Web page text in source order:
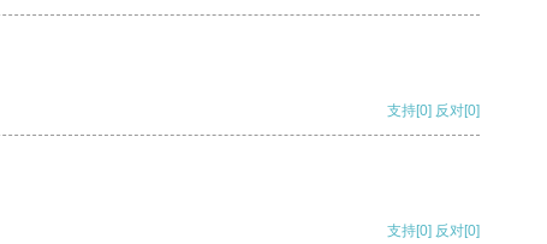
支持[0] 反对[0]
支持[0] 反对[0]